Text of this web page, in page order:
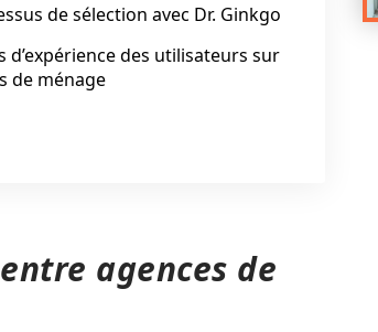
de sélection avec Dr. Ginkgo
d’expérience des utilisateurs sur
de ménage
agences de